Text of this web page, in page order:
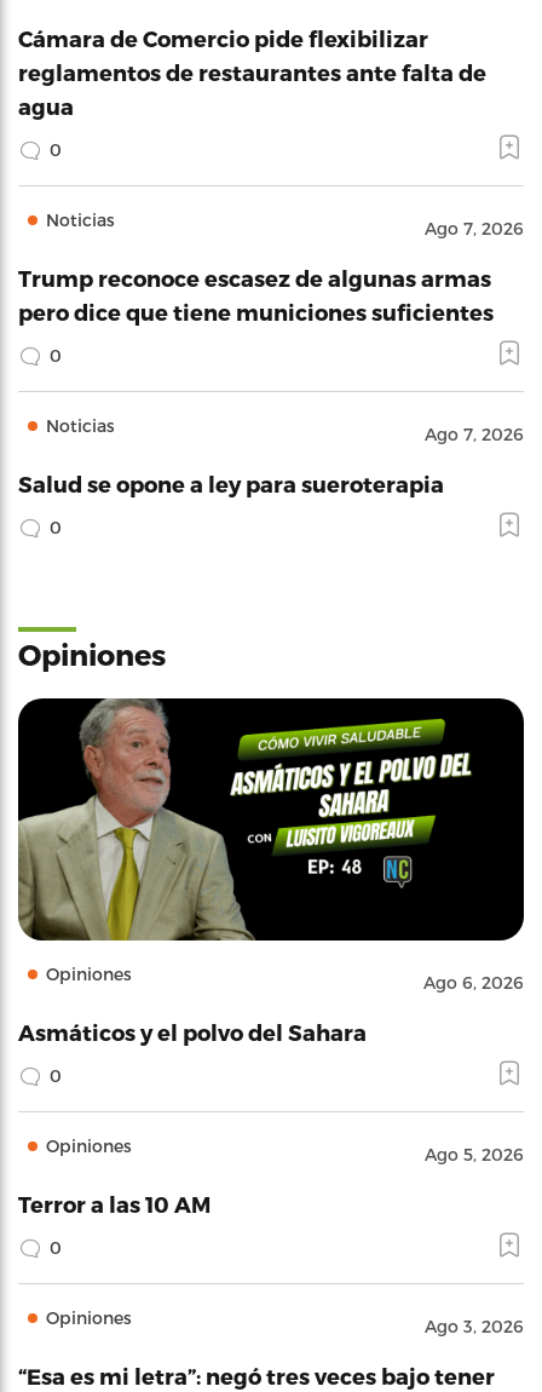
Cámara de Comercio pide flexibilizar
reglamentos de restaurantes ante falta de
agua
0
Noticias Ago 7, 2026
Trump reconoce escasez de algunas armas
pero dice que tiene municiones suficientes
0
Noticias Ago 7, 2026
Salud se opone a ley para sueroterapia
0
Opiniones
Opiniones Ago 6, 2026
Asmáticos y el polvo del Sahara
0
Opiniones Ago 5, 2026
Terror a las 10 AM
0
Opiniones Ago 3, 2026
“Esa es mi letra”: negó tres veces bajo tener